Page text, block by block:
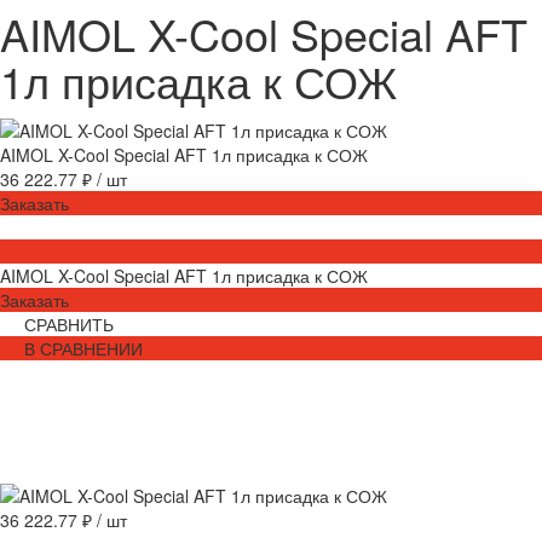
AIMOL X-Cool Special AFT
1л присадка к СОЖ
AIMOL X-Cool Special AFT 1л присадка к СОЖ
36 222.77 ₽ / шт
Заказать
AIMOL X-Cool Special AFT 1л присадка к СОЖ
Заказать
СРАВНИТЬ
В СРАВНЕНИИ
36 222.77 ₽ / шт